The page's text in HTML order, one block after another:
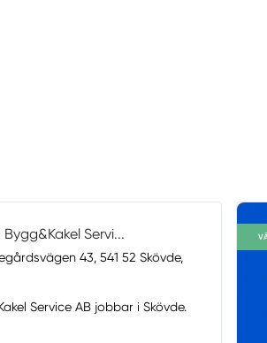
Servi...
43, 541 52 Skövde,
Service AB jobbar i Skövde.